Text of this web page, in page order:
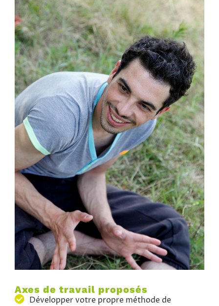
Axes de travail proposés
Développer votre propre méthode de